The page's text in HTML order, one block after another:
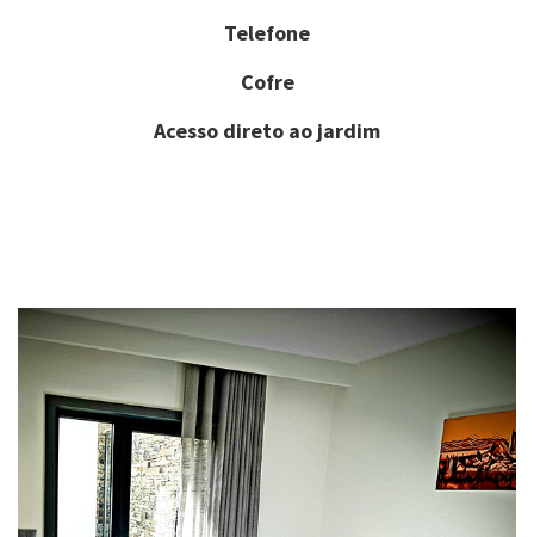
Telefone
Cofre
Acesso direto ao jardim